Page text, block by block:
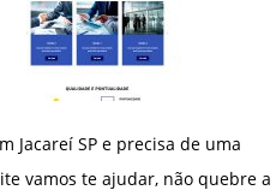
Jacareí SP e precisa de uma
vamos te ajudar, não quebre a